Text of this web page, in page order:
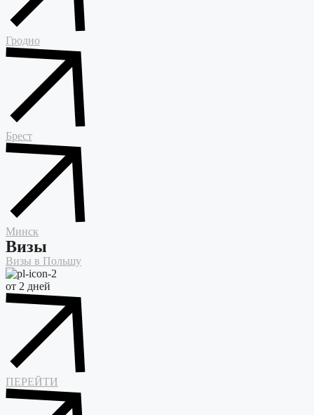
Гродно
Брест
Минск
Визы
Визы в Польшу
от 2 дней
ПЕРЕЙТИ